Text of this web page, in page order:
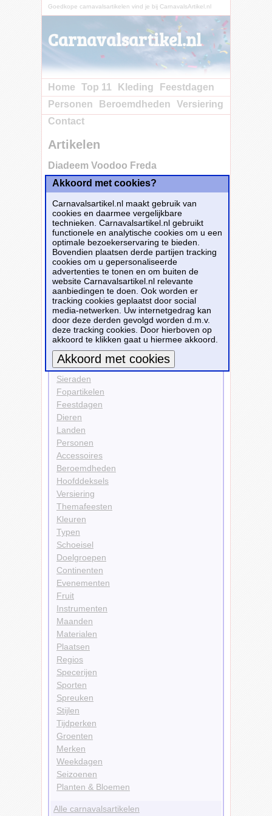
Goedkope carnavalsartikelen vind je bij CarnavalsArtikel.nl
Carnavalsartikel.nl
Home Top 11 Kleding
Feestdagen
Personen
Beroemdheden
Versiering
Contact
Artikelen
Diadeem Voodoo Freda
Koop nu bij e-
Carnavalskleding.nl voor slechts€ 7.10!
Dit carnavalsartikelDiadeem Voodoo Freda
is te bestellen bijE-Carnavalskleding.nlvoor
7,10.
Bestellen
Hoofddeksels
Diademen
Bekijk alle carnavalsartikelen
Carnavalsartikelen
Kleding
Sieraden
Fopartikelen
Feestdagen
Dieren
Landen
Personen
Accessoires
Beroemdheden
Hoofddeksels
Versiering
Themafeesten
Kleuren
Typen
Schoeisel
Doelgroepen
Continenten
Evenementen
Fruit
Instrumenten
Maanden
Materialen
Plaatsen
Regios
Specerijen
Sporten
Spreuken
Stijlen
Tijdperken
Groenten
Merken
Weekdagen
Seizoenen
Planten & Bloemen
Alle carnavalsartikelen
Akkoord met cookies?
Carnavalsartikel.nl maakt gebruik van
cookies en daarmee vergelijkbare
technieken. Carnavalsartikel.nl gebruikt
functionele en analytische cookies om u een
optimale bezoekerservaring te bieden.
Bovendien plaatsen derde partijen tracking
cookies om u gepersonaliseerde
advertenties te tonen en om buiten de
website Carnavalsartikel.nl relevante
aanbiedingen te doen. Ook worden er
tracking cookies geplaatst door social
media-netwerken. Uw internetgedrag kan
door deze derden gevolgd worden d.m.v.
deze tracking cookies. Door hierboven op
akkoord te klikken gaat u hiermee akkoord.
Meer informatie